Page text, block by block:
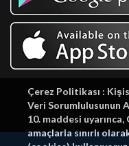
Çerez Politikası :
Veri Sorumlulusunun
10. maddesi
amaçlarla sınırlı